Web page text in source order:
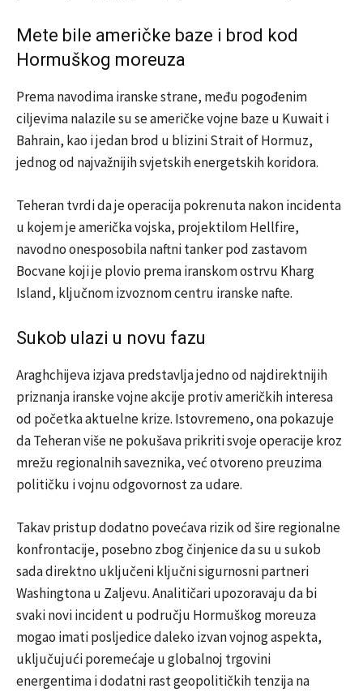
Mete bile američke baze i brod kod
Hormuškog moreuza
Prema navodima iranske strane, među pogođenim
ciljevima nalazile su se američke vojne baze u Kuwaiti
Bahrain, kao i jedan brod u bliziniStrait of Hormuz,
jednog od najvažnijih svjetskih energetskih koridora.
Teheran tvrdi da je operacija pokrenuta nakon incidenta
u kojem je američka vojska, projektilom Hellfire,
navodno onesposobila naftni tanker pod zastavom
Bocvane koji je plovio prema iranskom ostrvu Kharg
Island, ključnom izvoznom centru iranske nafte.
Sukob ulazi u novu fazu
Araghchijeva izjava predstavlja jedno od najdirektnijih
priznanja iranske vojne akcije protiv američkih interesa
od početka aktuelne krize. Istovremeno, ona pokazuje
da Teheran više ne pokušava prikriti svoje operacije kroz
mrežu regionalnih saveznika, već otvoreno preuzima
političku i vojnu odgovornost za udare.
Takav pristup dodatno povećava rizik od šire regionalne
konfrontacije, posebno zbog činjenice da su u sukob
sada direktno uključeni ključni sigurnosni partneri
Washingtona u Zaljevu. Analitičari upozoravaju da bi
svaki novi incident u području Hormuškog moreuza
mogao imati posljedice daleko izvan vojnog aspekta,
uključujući poremećaje u globalnoj trgovini
energentima i dodatni rast geopolitičkih tenzija na